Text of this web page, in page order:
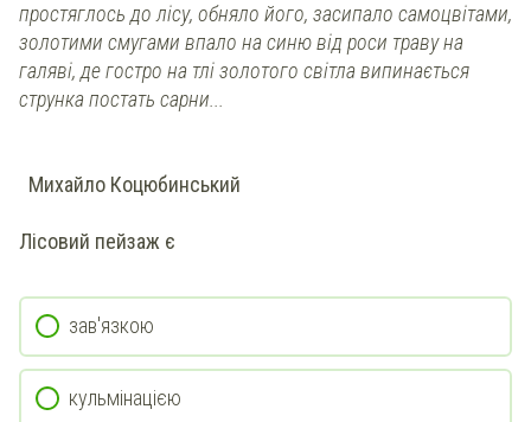
простяглось до лісу, обняло його, засипало самоцвітами,
золотими смугами впало на синю від роси траву на
галяві, де гостро на тлі золотого світла випинається
струнка постать сарни...
Михайло Коцюбинський
Лісовий пейзаж є
зав'язкою
кульмінацією